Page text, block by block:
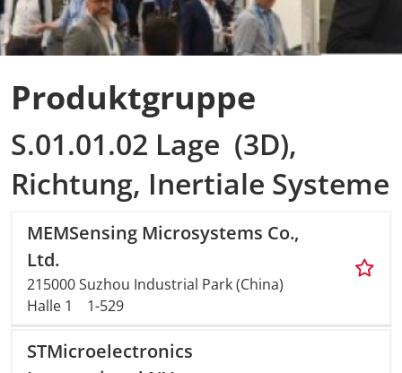
Produktgruppe
S.01.01.02 Lage (3D),
Richtung, Inertiale Systeme
MEMSensing Microsystems Co.,
Ltd.
215000 Suzhou Industrial Park (China)
Halle 1
1-529
STMicroelectronics